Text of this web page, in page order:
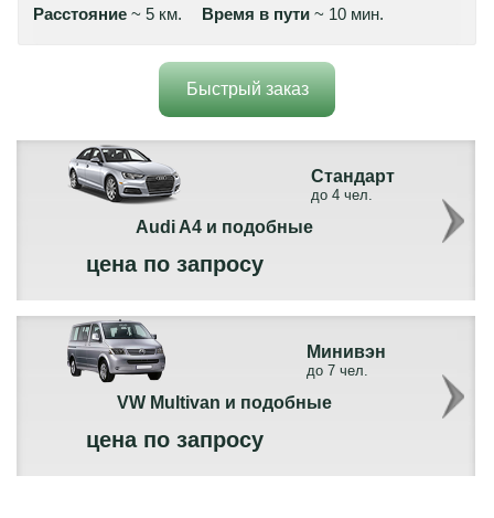
Расстояние~ 5 км. Время в пути~ 10 мин.
Быстрый заказ
Стандарт
до 4 чел.
Audi A4 и подобные
цена по запросу
Минивэн
до 7 чел.
VW Multivan и подобные
цена по запросу